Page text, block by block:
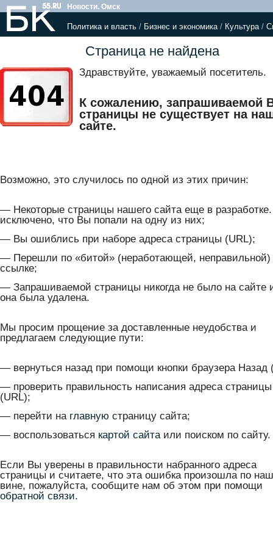
Новости. Омск
Политика и власть / Бизнес и экономика/ Культура/
Страница не найдена
Здравствуйте, уважаемый посетитель.
К сожалению, запрашиваемой
страницы не существует на
сайте.
Возможно, это случилось по одной из этих причин:
— Некоторые страницы нашего сайта еще в
исключено, что Вы попали на одну из них;
— Вы ошиблись при наборе адреса страницы (URL);
— Перешли по «битой» (неработающей, неправильной)
ссылке;
— Запрашиваемой страницы никогда не было на сайте
она была удалена.
Мы просим прощение за доставленные неудобства и
предлагаем следующие пути:
— вернуться назад при помощи кнопки браузера Назад
— проверить правильность написания адреса страницы
(URL);
— перейти на главную страницу сайта;
— воспользоваться картой сайтаили поиском по сайту.
Если Вы уверены в правильности набранного адреса
страницы и считаете, что эта ошибка произошла по
вине, пожалуйста, сообщите нам об этом при помощи
обратной связи.